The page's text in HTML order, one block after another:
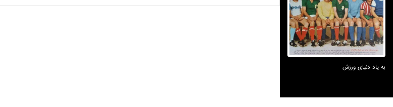
به یاد دنیای ورزش